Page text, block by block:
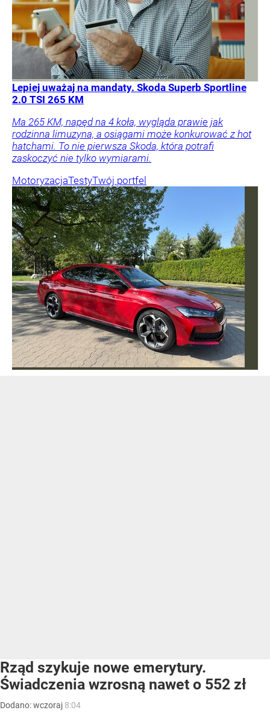
Lepiej uważaj na mandaty. Skoda Superb Sportline
2.0 TSI 265 KM
Ma 265 KM, napęd na 4 koła, wygląda prawie jak
rodzinna limuzyna, a osiągami może konkurować z hot
hatchami. To nie pierwsza Skoda, która potrafi
zaskoczyć nie tylko wymiarami.
MotoryzacjaTestyTwój portfel
Rząd szykuje nowe emerytury.
Świadczenia wzrosną nawet o 552 zł
Dodano:wczoraj 8:04